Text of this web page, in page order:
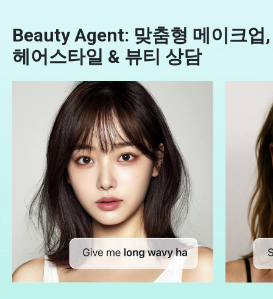
Beauty Agent: 맞춤형 메이크업,
헤어스타일 & 뷰티 상담